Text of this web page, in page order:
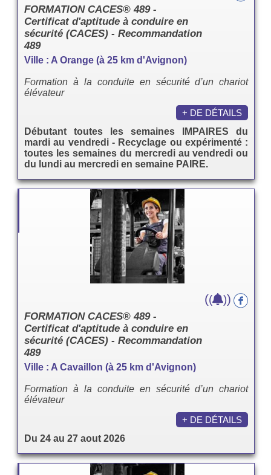
FORMATION CACES® 489 -
Certificat d'aptitude à conduire en
sécurité (CACES) - Recommandation
489
Ville : A Orange (à 25 km d'Avignon)
Formation à la conduite en sécurité d’un chariot
élévateur
Débutant toutes les semaines IMPAIRES du
mardi au vendredi - Recyclage ou expérimenté :
toutes les semaines du mercredi au vendredi ou
du lundi au mercredi en semaine PAIRE.
+ DE DÉTAILS
FORMATION CACES® 489 -
Certificat d'aptitude à conduire en
sécurité (CACES) - Recommandation
489
Ville : A Cavaillon (à 25 km d'Avignon)
Formation à la conduite en sécurité d’un chariot
élévateur
Du 24 au 27 aout 2026
(( ))
+ DE DÉTAILS